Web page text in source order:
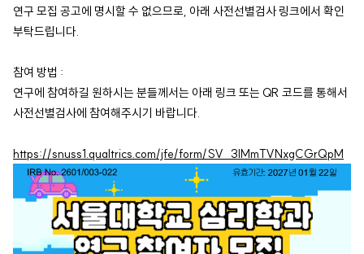
연구 모집 공고에 명시할 수 없으므로, 아래 사전선별검사 링크에서 확인
부탁드립니다.
참여 방법 :
연구에 참여하길 원하시는 분들께서는 아래 링크 또는 QR 코드를 통해서
사전선별검사에 참여해주시기 바랍니다.
https://snuss1.qualtrics.com/jfe/form/SV_3lMmTVNxgCGrQpM